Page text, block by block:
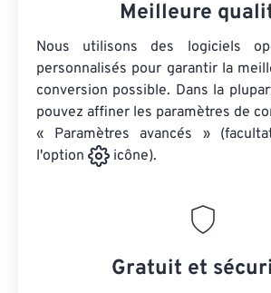
Meilleure
Nous utilisons des logiciels
personnalisés pour garantir la
conversion possible. Dans la
pouvez affiner les paramètres de
« Paramètres avancés »
l'option
icône).
Gratuit et